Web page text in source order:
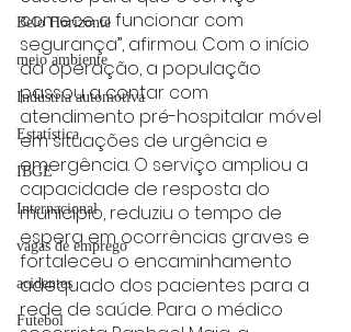
Belo Horizonte
meio ambiente
Industria automotiva
Estatística
IBGE
Internacional
vagas de emprego
acidentes
Futebol
comece a funcionar com
segurança”, afirmou. Com o início
da operação, a população
passou a contar com
atendimento pré-hospitalar móvel
em situações de urgência e
emergência. O serviço ampliou a
capacidade de resposta do
município, reduziu o tempo de
espera em ocorrências graves e
fortaleceu o encaminhamento
adequado dos pacientes para a
rede de saúde. Para o médico